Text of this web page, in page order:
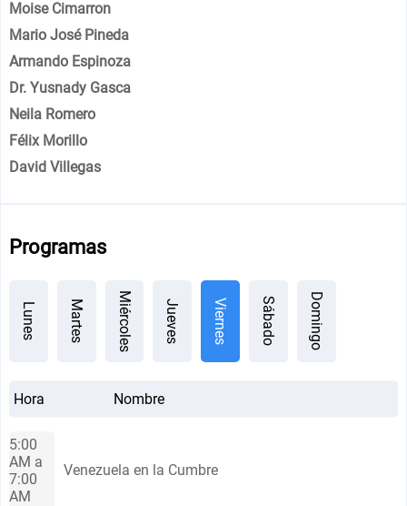
Moise Cimarron
Mario José Pineda
Armando Espinoza
Dr. Yusnady Gasca
Neila Romero
Félix Morillo
David Villegas
Programas
Lunes Martes Miércoles Jueves Viernes Sábado Domingo
Hora Nombre
5:00
AM a
7:00
AM
Venezuela en la Cumbre